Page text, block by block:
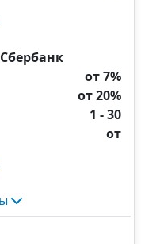
от 7%
от 20%
1 - 30
от